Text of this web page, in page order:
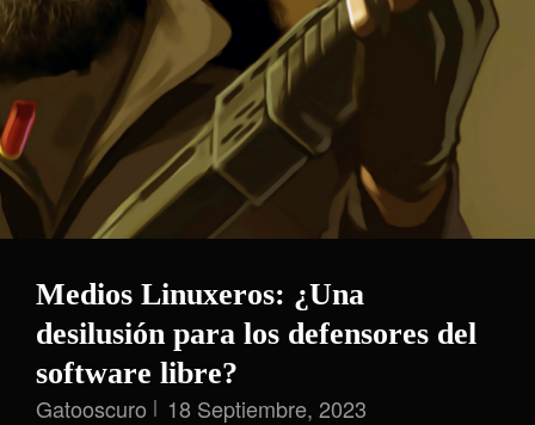
Medios Linuxeros: ¿Una
desilusión para los defensores del
software libre?
Gatooscuro 18 Septiembre, 2023